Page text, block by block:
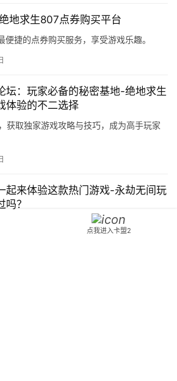
地求生807点券购买平台
捷的点券购买服务，享受游戏乐趣。
坛：玩家必备的秘密基地-绝地求生
体验的不二选择
获取独家游戏攻略与技巧，成为高手玩家
起来体验这款热门游戏-永劫无间玩
？
特色与玩法，适合喜欢动作冒险的玩家，
点我进入卡盟2